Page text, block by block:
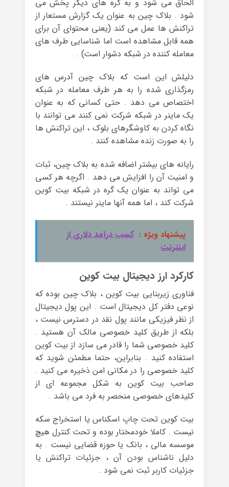
الحاق می شود و به گره های دیگر پخش می
شود . بلاک چین به عنوان یک گزارش مستعار از
تراکنش ها عمل می کند (یعنی محتوای آن برای
همه قابل مشاهده است اما شناسایی طرف های
معامله کننده در شبکه دشوار است) .
دلیلش این است که بلاک چین آدرس های
رمزگذاری شده را به هر طرف معامله در شبکه
اختصاص می دهد . حتی کسانی که به عنوان
یک ماینر در شبکه شرکت نمی کنند می توانند با
نگاه کردن به کاوشگرهای بلوک ، این تراکنش ها
را به صورت زنده مشاهده کنند .
رایانه های بیشتر اضافه شده به بلاک چین، ثبات
و امنیت آن را افزایش می دهد . اگرچه هر کسی
می‌ تواند به عنوان یک گره در شبکه بیت‌ کوین
شرکت کند ، اما همه آنها ماینر نیستند .
پیشنهاد ویژه : کسب درآمد دلاری از
اینترنت
کارکرد ارز دیجیتال بیت کوین
فناوری زیربنایی بیت کوین ، بلاک چین بوده که
نوعی دفتر کل دیجیتال است . این پول دیجیتال
از نظر فیزیکی مانند پول نقد در دسترس نیست ،
بلکه از طریق کلید خصوصی مالک آن هستید .
کلید خصوصی شما را قادر می سازد از بیت کوین
استفاده کنید . بنابراین، حتما مطمئن شوید که
کلید خصوصی را در مکانی امن ذخیره می کنید .
صاحب بیت کوین به شکل مجموعه ای از
کلیدهای خصوصی منحصر به فرد می باشد .
بیت کوین تحت چاپ اسکناس یا استخراج سکه
نیست . کاملا خودمختار بوده و تحت کنترل هیچ
موسسه مالی ، بانک یا حوزه قضایی نیست . به
دلیل ناشناس بودن آن ، جزئیات تراکنش یا
جزئیات کاربر ثبت نمی شود .